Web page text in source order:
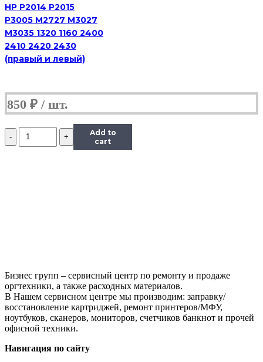
HP P2014 P2015
P3005 M2727 M3027
M3035 1320 1160 2400
2410 2420 2430
(правый и левый)
850 ₽
Количество
RC1-
Add to
cart
Бизнес групп – сервисный центр по ремонту и продаже
оргтехники, а также расходных материалов.
В Нашем сервисном центре мы производим: заправку/
восстановление картриджей, ремонт принтеров/МФУ,
ноутбуков, сканеров, мониторов, счетчиков банкнот и прочей
офисной техники.
Навигация по сайту